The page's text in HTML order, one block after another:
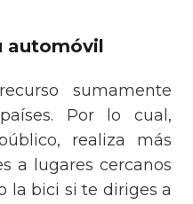
automóvil
sumamente
Por lo cual,
realiza más
a lugares cercanos
la bici si te diriges a